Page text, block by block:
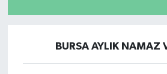
BURSA AYLIK NAMAZ